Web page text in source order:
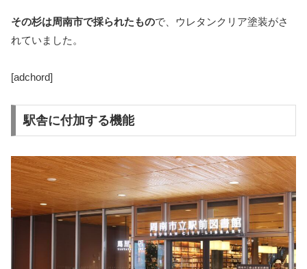
その杉は周南市で採られたもので、ウレタンクリア塗装がさ
れていました。
[adchord]
駅舎に付加する機能